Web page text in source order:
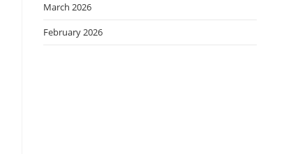
March 2026
February 2026